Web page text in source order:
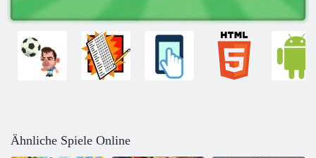
Ähnliche Spiele Online